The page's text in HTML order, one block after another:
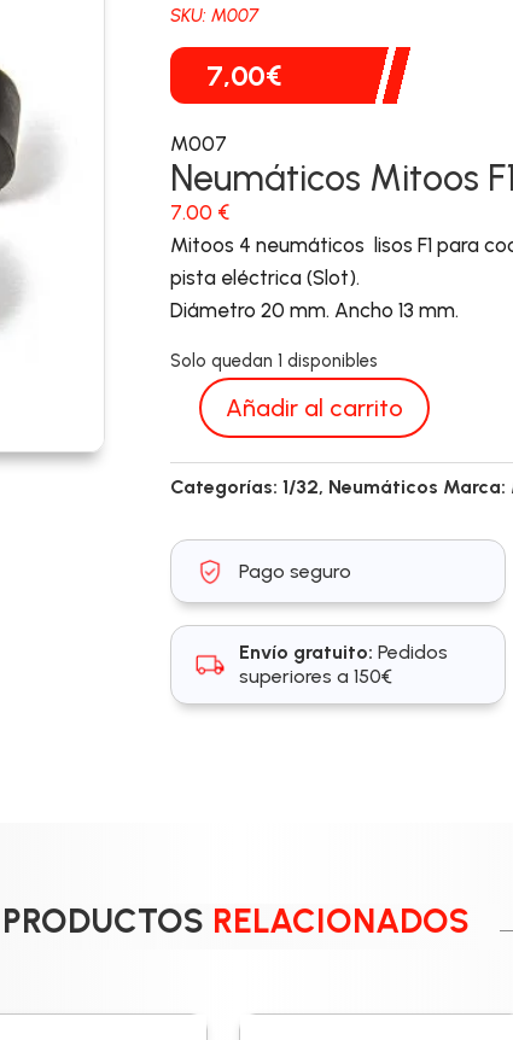
SKU:M007
7,00€
M007
Neumáticos Mitoos
7.00 €
Mitoos 4 neumáticos lisos F1 para
pista eléctrica (Slot).
Diámetro 20 mm. Ancho 13 mm.
Solo quedan 1 disponibles
M007
Añadir al carrito
Categorías:1/32, Neumáticos Marca:
Pago seguro
Envío gratuito: Pedidos
superiores a 150€
PRODUCTOS RELACIONADOS